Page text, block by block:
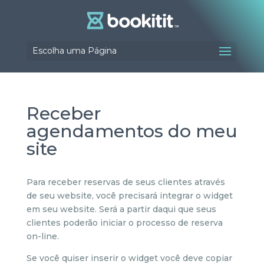
Escolha uma Página
Receber
agendamentos do meu
site
Para receber reservas de seus clientes através
de seu website, você precisará integrar o widget
em seu website. Será a partir daqui que seus
clientes poderão iniciar o processo de reserva
on-line.
Se você quiser inserir o widget você deve copiar